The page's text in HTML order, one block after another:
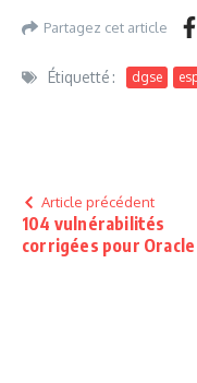
Partagez cet article
Étiquetté : dgse
Article précédent
104 vulnérabilités
corrigées pour Oracle